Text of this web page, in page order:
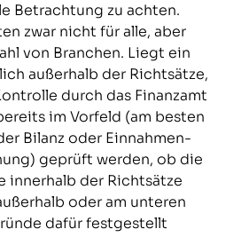
Betrachtung zu achten.
zwar nicht für alle, aber
von Branchen. Liegt ein
außerhalb der Richtsätze,
durch das Finanzamt
im Vorfeld (am besten
Bilanz oder Einnahmen-
geprüft werden, ob die
innerhalb der Richtsätze
oder am unteren
dafür festgestellt